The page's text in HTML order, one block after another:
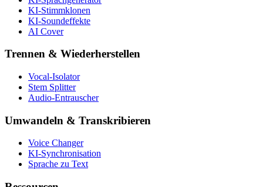
KI-Stimmklonen
KI-Soundeffekte
AI Cover
Trennen & Wiederherstellen
Vocal-Isolator
Stem Splitter
Audio-Entrauscher
Umwandeln & Transkribieren
Voice Changer
KI-Synchronisation
Sprache zu Text